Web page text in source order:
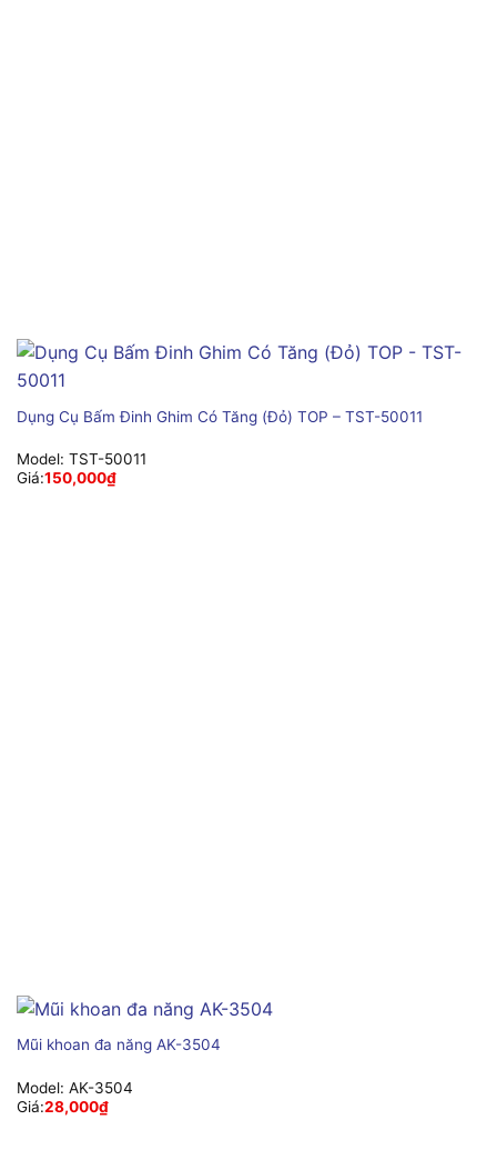
Dụng Cụ Bấm Đinh Ghim Có Tăng (Đỏ) TOP – TST-50011
Model: TST-50011
Giá:150,000₫
Mũi khoan đa năng AK-3504
Model: AK-3504
Giá:28,000₫